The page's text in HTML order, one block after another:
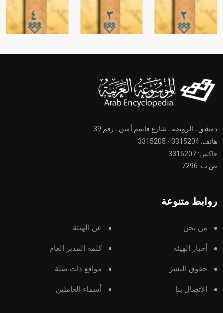
دمشق ـ الروضة ـ شارع قاسم أمين ـ رقم 39
هاتف: 3315204 - 3315205
فاكس: 3315207
ص.ب: 7296
روابط متنوعة
من نحن عن الهيئة
أخبار الهيئة كلمة المدير العام
حقوق النشر مواقع ذات صلة
الاتصال بنا أسماء العاملين